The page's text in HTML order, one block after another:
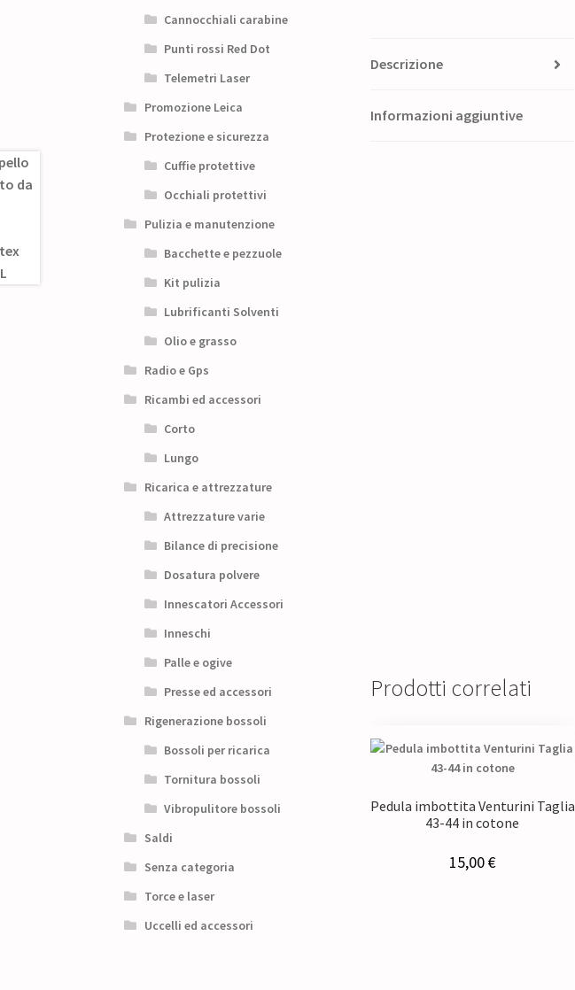
Descrizione
Informazioni aggiuntive
Prodotti correlati
Pedula imbottita Venturini Taglia
43-44 in cotone
15,00€
Cannocchiali carabine
Punti rossi Red Dot
Telemetri Laser
Promozione Leica
Protezione e sicurezza
Cuffie protettive
Occhiali protettivi
Pulizia e manutenzione
Bacchette e pezzuole
Kit pulizia
Lubrificanti Solventi
Olio e grasso
Radio e Gps
Ricambi ed accessori
Corto
Lungo
Ricarica e attrezzature
Attrezzature varie
Bilance di precisione
Dosatura polvere
Innescatori Accessori
Inneschi
Palle e ogive
Presse ed accessori
Rigenerazione bossoli
Bossoli per ricarica
Tornitura bossoli
Vibropulitore bossoli
Saldi
Senza categoria
Torce e laser
Uccelli ed accessori